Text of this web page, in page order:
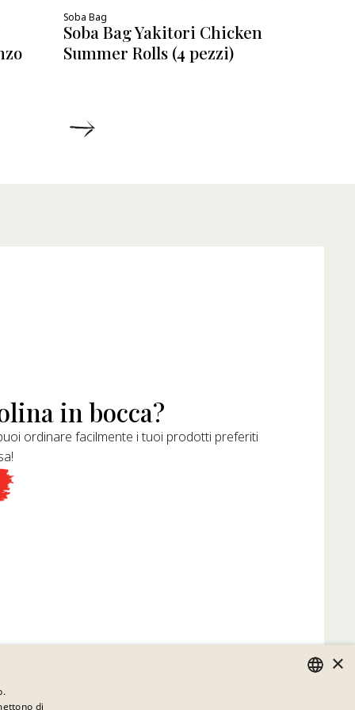
Soba Bag
Soba Bag Yakitori Chicken
Summer Rolls (4 pezzi)
in bocca?
ordinare facilmente i tuoi prodotti preferiti
×
di